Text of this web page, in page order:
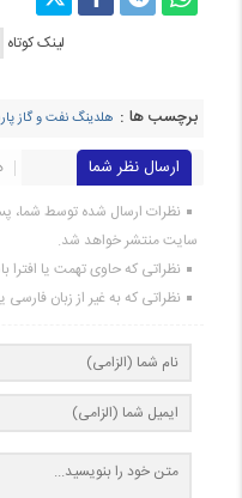
لینک کوتاه
برچسب ها : هلدینگ نفت و گاز
ارسال نظر شما
نظرات ارسال شده توسط شما،
سایت منتشر خواهد شد.
نظراتی که حاوی تهمت یا
نظراتی که به غیر از زبان